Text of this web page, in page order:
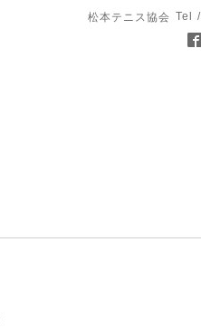
松本テニス協会 Tel